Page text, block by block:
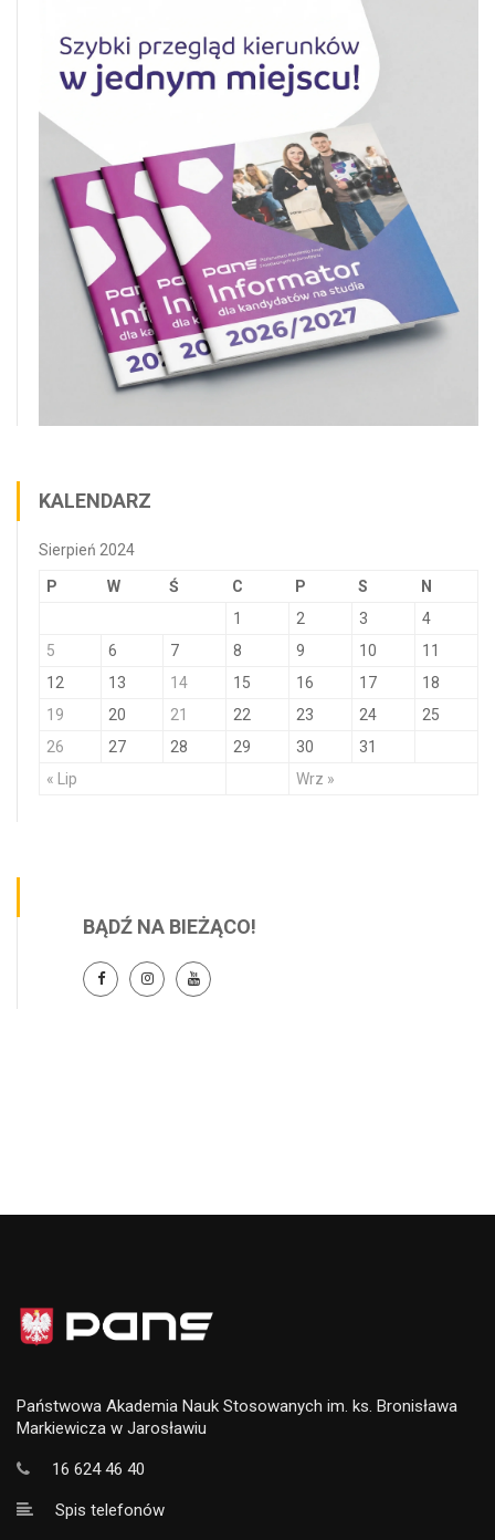
KALENDARZ
Sierpień 2024
P W Ś C P S N
« Lip Wrz »
1 2 3
4
5
6 7 8 9 10
11
12
13 14 15 16 17
18
19
20 21 22 23 24
25
26
27 28 29 30 31
BĄDŹ NA BIEŻĄCO!
Państwowa Akademia Nauk Stosowanych im. ks. Bronisława
Markiewicza w Jarosławiu
16 624 46 40
Spis telefonów